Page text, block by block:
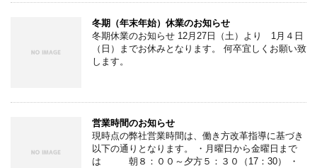
冬期（年末年始）休業のお知らせ
冬期休業のお知らせ 12月27日（土）より 1月４日
（日）までお休みとなります。 何卒宜しくお願い致
します。
営業時間のお知らせ
現時点の弊社営業時間は、働き方改革指導に基づき
以下の通りとなります。 ・月曜日から金曜日まで
は 朝８：００～夕方５：３０（17：30） ・